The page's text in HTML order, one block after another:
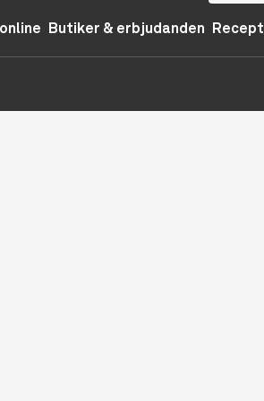
Butiker & erbjudanden Recept